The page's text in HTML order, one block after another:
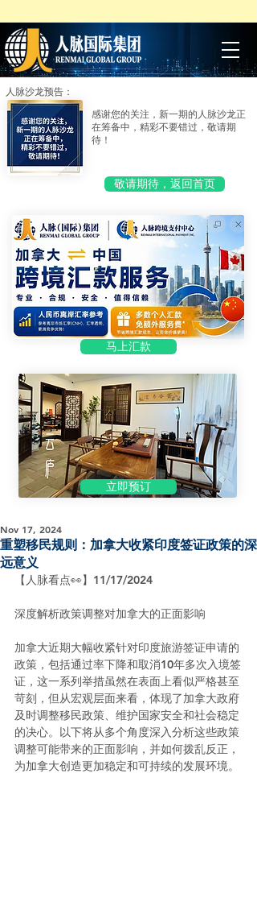
人脉沙龙预告：
感谢您的关注，新一期的人脉沙龙正
在筹备中，精彩不要错过，敬请期
待！
敬请期待，返回首页
马上汇款
立即预订
重塑移民规则：加拿大收紧印度签证政策的深
远意义
Nov 17, 2024
【人脉看点👀】11/17/2024
深度解析政策调整对加拿大的正面影响
加拿大近期大幅收紧针对印度旅游签证申请的
政策，包括通过率下降和取消10年多次入境签
证，这一系列举措虽然在表面上看似严格甚至
苛刻，但从宏观层面来看，体现了加拿大政府
及时调整移民政策、维护国家安全和社会稳定
的决心。以下将从多个角度深入分析这些政策
调整可能带来的正面影响，并如何拨乱反正，
为加拿大创造更加稳定和可持续的发展环境。